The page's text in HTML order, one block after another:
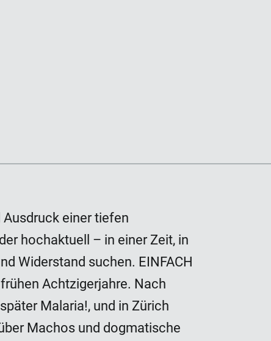
Ausdruck einer tiefen
hochaktuell – in einer Zeit, in
Widerstand suchen. EINFACH
Achtzigerjahre. Nach
Malaria!, und in Zürich
Machos und dogmatische